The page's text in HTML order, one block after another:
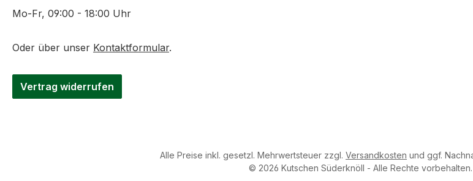
Mo-Fr, 09:00 - 18:00 Uhr
Oder über unser Kontaktformular.
Vertrag widerrufen
Alle Preise inkl. gesetzl. Mehrwertsteuer zzgl. Versandkosten und ggf.
© 2026 Kutschen Süderknöll - Alle Rechte